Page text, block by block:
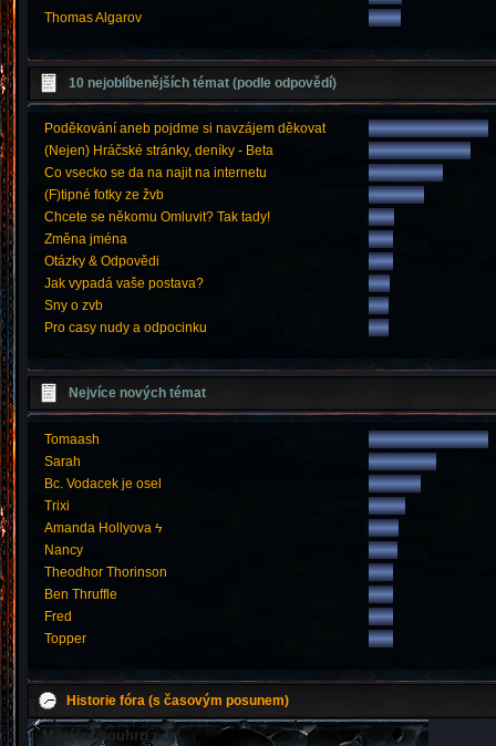
Thomas Algarov
10 nejoblíbenějších témat (podle odpovědí)
Poděkování aneb pojdme si navzájem děkovat
(Nejen) Hráčské stránky, deníky - Beta
Co vsecko se da na najit na internetu
(F)tipné fotky ze žvb
Chcete se někomu Omluvit? Tak tady!
Změna jména
Otázky & Odpovědi
Jak vypadá vaše postava?
Sny o zvb
Pro casy nudy a odpocinku
Nejvíce nových témat
Tomaash
Sarah
Bc. Vodacek je osel
Trixi
Amanda Hollyova ϟ
Nancy
Theodhor Thorinson
Ben Thruffle
Fred
Topper
Historie fóra (s časovým posunem)
Měsíční souhrn